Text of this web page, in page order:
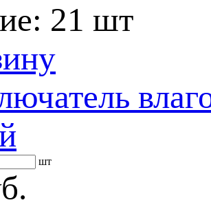
21 шт
шт